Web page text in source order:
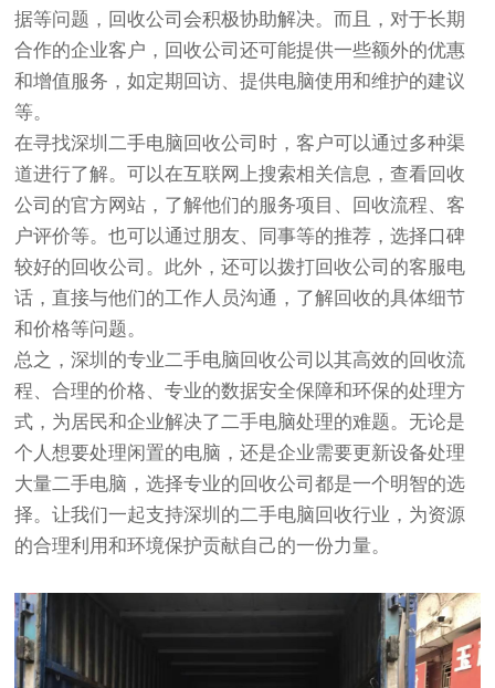
据等问题，回收公司会积极协助解决。而且，对于长期
合作的企业客户，回收公司还可能提供一些额外的优惠
和增值服务，如定期回访、提供电脑使用和维护的建议
等。
在寻找深圳二手电脑回收公司时，客户可以通过多种渠
道进行了解。可以在互联网上搜索相关信息，查看回收
公司的官方网站，了解他们的服务项目、回收流程、客
户评价等。也可以通过朋友、同事等的推荐，选择口碑
较好的回收公司。此外，还可以拨打回收公司的客服电
话，直接与他们的工作人员沟通，了解回收的具体细节
和价格等问题。
总之，深圳的专业二手电脑回收公司以其高效的回收流
程、合理的价格、专业的数据安全保障和环保的处理方
式，为居民和企业解决了二手电脑处理的难题。无论是
个人想要处理闲置的电脑，还是企业需要更新设备处理
大量二手电脑，选择专业的回收公司都是一个明智的选
择。让我们一起支持深圳的二手电脑回收行业，为资源
的合理利用和环境保护贡献自己的一份力量。